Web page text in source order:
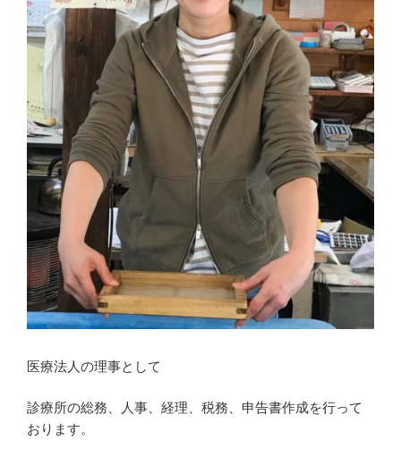
医療法人の理事として
診療所の総務、人事、経理、税務、申告書作成を行って
おります。